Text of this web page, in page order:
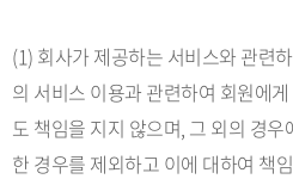
(1) 회사가 제공하는 서비스와 관련
의 서비스 이용과 관련하여 회원에
도 책임을 지지 않으며, 그 외의 경
한 경우를 제외하고 이에 대하여 책